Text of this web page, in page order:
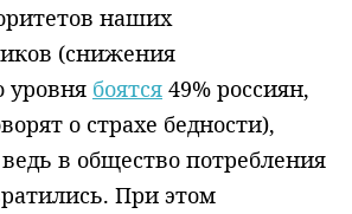
наших
(снижения
уровня боятся 49% россиян,
о страхе бедности),
в общество потребления
При этом